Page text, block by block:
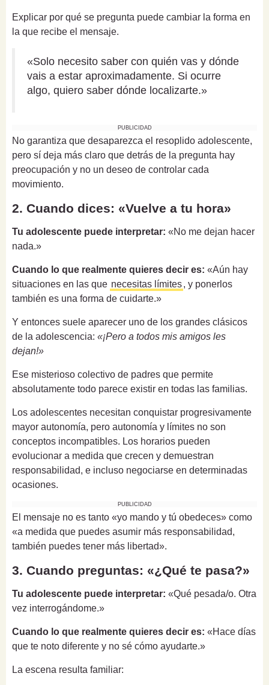
Explicar por qué se pregunta puede cambiar la forma en
la que recibe el mensaje.
«Solo necesito saber con quién vas y dónde
vais a estar aproximadamente. Si ocurre
algo, quiero saber dónde localizarte.»
PUBLICIDAD
No garantiza que desaparezca el resoplido adolescente,
pero sí deja más claro que detrás de la pregunta hay
preocupación y no un deseo de controlar cada
movimiento.
2. Cuando dices: «Vuelve a tu hora»
Tu adolescente puede interpretar: «No me dejan hacer
nada.»
Cuando lo que realmente quieres decir es: «Aún hay
situaciones en las que necesitas límites, y ponerlos
también es una forma de cuidarte.»
Y entonces suele aparecer uno de los grandes clásicos
de la adolescencia: «¡Pero a todos mis amigos les
dejan!»
Ese misterioso colectivo de padres que permite
absolutamente todo parece existir en todas las familias.
Los adolescentes necesitan conquistar progresivamente
mayor autonomía, pero autonomía y límites no son
conceptos incompatibles. Los horarios pueden
evolucionar a medida que crecen y demuestran
responsabilidad, e incluso negociarse en determinadas
ocasiones.
PUBLICIDAD
El mensaje no es tanto «yo mando y tú obedeces» como
«a medida que puedes asumir más responsabilidad,
también puedes tener más libertad».
3. Cuando preguntas: «¿Qué te pasa?»
Tu adolescente puede interpretar: «Qué pesada/o. Otra
vez interrogándome.»
Cuando lo que realmente quieres decir es: «Hace días
que te noto diferente y no sé cómo ayudarte.»
La escena resulta familiar: